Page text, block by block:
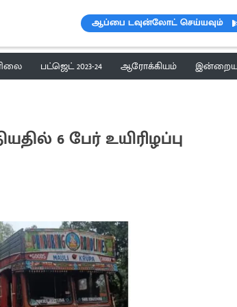
ஆப்பை டவுன்லோட் செய்யவும்
பட்ஜெட் 2023-24 ஆரோக்கியம் இன்றைய
6 பேர் உயிரிழப்பு